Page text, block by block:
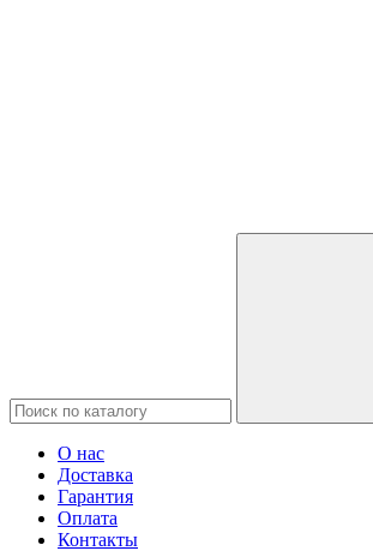
О нас
Доставка
Гарантия
Оплата
Контакты